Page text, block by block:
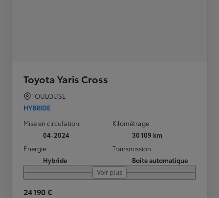
Toyota Yaris Cross
TOULOUSE
HYBRIDE
Mise en circulation
04-2024
Kilométrage
30 109 km
Energie
Hybride
Transmission
Boîte automatique
Voir plus
24 190 €